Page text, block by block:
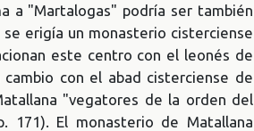
a "Martalogas" podría ser también
erigía un monasterio cisterciense
este centro con el leonés de
con el abad cisterciense de
"vegatores de la orden del
171). El monasterio de Matallana